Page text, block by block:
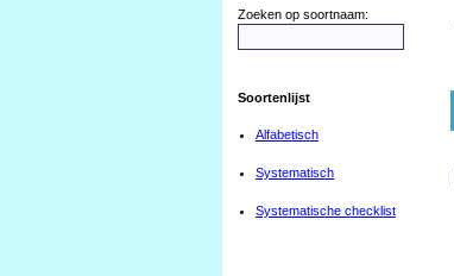
Zoeken op soortnaam:
Soortenlijst
Alfabetisch
Systematisch
Systematische checklist